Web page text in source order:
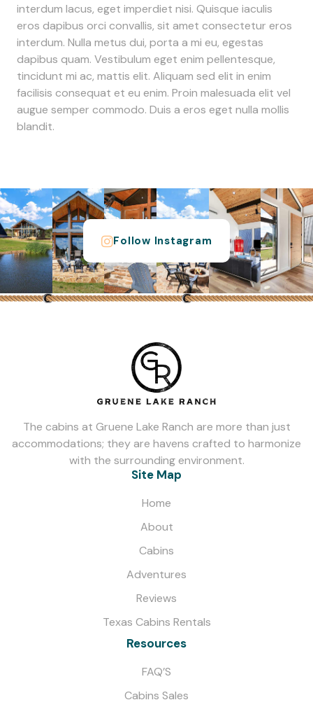
interdum lacus, eget imperdiet nisi. Quisque iaculis
eros dapibus orci convallis, sit amet consectetur eros
interdum. Nulla metus dui, porta a mi eu, egestas
dapibus quam. Vestibulum eget enim pellentesque,
tincidunt mi ac, mattis elit. Aliquam sed elit in enim
facilisis consequat et eu enim. Proin malesuada elit vel
augue semper commodo. Duis a eros eget nulla mollis
blandit.
Follow Instagram
The cabins at Gruene Lake Ranch are more than just
accommodations; they are havens crafted to harmonize
with the surrounding environment.
Site Map
Home
About
Cabins
Adventures
Reviews
Texas Cabins Rentals
Resources
FAQ’S
Cabins Sales